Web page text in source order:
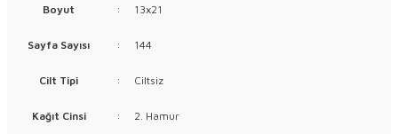
Boyut : 13x21
Sayfa Sayısı : 144
Cilt Tipi : Ciltsiz
Kağıt Cinsi : 2. Hamur